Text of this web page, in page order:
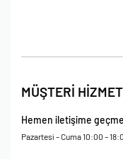
Çerez Politikası
Kişisel Verileri Koruma
Mesafeli Satış
MÜŞTERİ
Hemen iletişime
Pazartesi – Cuma 10:00 –